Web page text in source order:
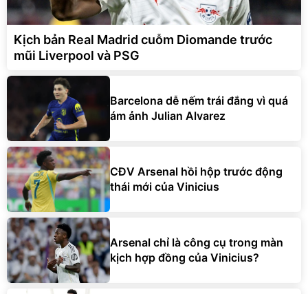
Kịch bản Real Madrid cuỗm Diomande trước
mũi Liverpool và PSG
Barcelona dễ nếm trái đắng vì quá
ám ảnh Julian Alvarez
CĐV Arsenal hồi hộp trước động
thái mới của Vinicius
Arsenal chỉ là công cụ trong màn
kịch hợp đồng của Vinicius?